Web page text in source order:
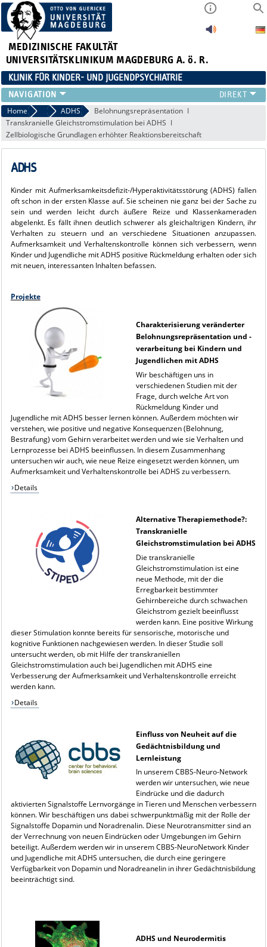
MEDIZINISCHE FAKULTÄT
UNIVERSITÄTSKLINIKUM MAGDEBURG A. ö. R.
KLINIK FÜR KINDER- UND JUGENDPSYCHIATRIE
FORSCHUNG
LEHRE
KLINIK
STUDIENTEILNAHME
INFOS
KONTAKT
Home Forschung
ADHS
Belohnungsrepräsentation
Transkranielle Gleichstromstimulation bei ADHS
Zellbiologische Grundlagen erhöhter Reaktionsbereitschaft
ADHS
Kinder mit Aufmerksamkeitsdefizit-/Hyperaktivitätsstörung (ADHS) fallen
oft schon in der ersten Klasse auf. Sie scheinen nie ganz bei der Sache zu
sein und werden leicht durch äußere Reize und Klassenkameraden
abgelenkt. Es fällt ihnen deutlich schwerer als gleichaltrigen Kindern, ihr
Verhalten zu steuern und an verschiedene Situationen anzupassen.
Aufmerksamkeit und Verhaltenskontrolle können sich verbessern, wenn
Kinder und Jugendliche mit ADHS positive Rückmeldung erhalten oder sich
mit neuen, interessanten Inhalten befassen.
Projekte
Charakterisierung veränderter
Belohnungsrepräsentation und -
verarbeitung bei Kindern und
Jugendlichen mit ADHS
Wir beschäftigen uns in
verschiedenen Studien mit der
Frage, durch welche Art von
Rückmeldung Kinder und
Jugendliche mit ADHS besser lernen können. Außerdem möchten wir
verstehen, wie positive und negative Konsequenzen (Belohnung,
Bestrafung) vom Gehirn verarbeitet werden und wie sie Verhalten und
Lernprozesse bei ADHS beeinflussen. In diesem Zusammenhang
untersuchen wir auch, wie neue Reize eingesetzt werden können, um
Aufmerksamkeit und Verhaltenskontrolle bei ADHS zu verbessern.
Details
Alternative Therapiemethode?:
Transkranielle
Gleichstromstimulation bei ADHS
Die transkranielle
Gleichstromstimulation ist eine
neue Methode, mit der die
Erregbarkeit bestimmter
Gehirnbereiche durch schwachen
Gleichstrom gezielt beeinflusst
werden kann. Eine positive Wirkung
dieser Stimulation konnte bereits für sensorische, motorische und
kognitive Funktionen nachgewiesen werden. In dieser Studie soll
untersucht werden, ob mit Hilfe der transkraniellen
Gleichstromstimulation auch bei Jugendlichen mit ADHS eine
Verbesserung der Aufmerksamkeit und Verhaltenskontrolle erreicht
werden kann.
Details
Einfluss von Neuheit auf die
Gedächtnisbildung und
Lernleistung
In unserem CBBS-Neuro-Network
werden wir untersuchen, wie neue
Eindrücke und die dadurch
aktivierten Signalstoffe Lernvorgänge in Tieren und Menschen verbessern
können. Wir beschäftigen uns dabei schwerpunktmäßig mit der Rolle der
Signalstoffe Dopamin und Noradrenalin. Diese Neurotransmitter sind an
der Verrechnung von neuen Eindrücken oder Umgebungen im Gehirn
beteiligt. Außerdem werden wir in unserem CBBS-NeuroNetwork Kinder
und Jugendliche mit ADHS untersuchen, die durch eine geringere
Verfügbarkeit von Dopamin und Noradreanelin in ihrer Gedächtnisbildung
beeinträchtigt sind.
ADHS und Neurodermitis